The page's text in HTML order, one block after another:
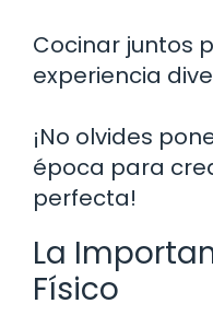
Cocinar juntos
experiencia
¡No olvides
época para
perfecta!
La
Físico